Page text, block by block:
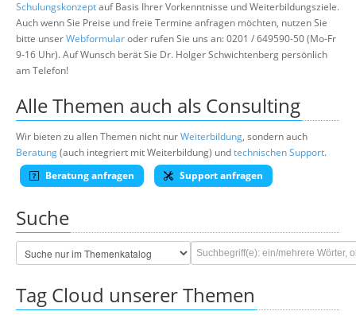
Schulungskonzeptauf Basis Ihrer Vorkenntnisse und Weiterbildungsziele.
Auch wenn Sie Preise und freie Termine anfragen möchten, nutzen Sie
bitte unserWebformularoder rufen Sie uns an: 0201 / 649590-50 (Mo-Fr
9-16 Uhr). Auf Wunsch berät Sie Dr. Holger Schwichtenberg persönlich
am Telefon!
Alle Themen auch als Consulting
Wir bieten zu allen Themen nicht nurWeiterbildung, sondern auch
Beratung(auch integriert mit Weiterbildung) undtechnischen Support.
Beratung anfragen
Support anfragen
Suche
Tag Cloud unserer Themen